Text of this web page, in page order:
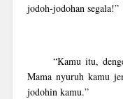
jodoh-jodohan segala!”
“Kamu itu,
Mama nyuruh kamu
jodohin kamu.”